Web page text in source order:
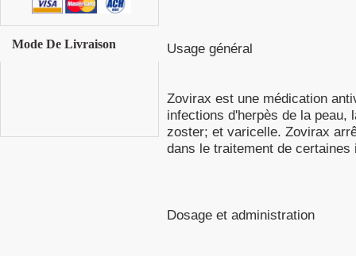
Mode De Livraison Usage général
Zovirax est une médication
infections d'herpès de la peau,
zoster; et varicelle. Zovirax
dans le traitement de
Dosage et administration